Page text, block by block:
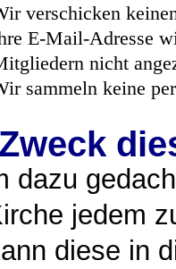
verschicken
E-Mail-Adresse
nicht
sammeln keine
dazu
jedem
diese in